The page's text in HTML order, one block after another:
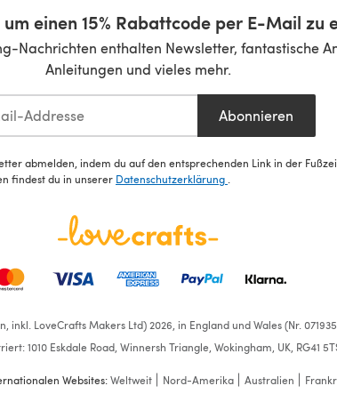
einen 15% Rabattcode per E-Mail zu
Nachrichten enthalten Newsletter, fantastische
Anleitungen und vieles mehr.
Abonnieren
abmelden, indem du auf den entsprechenden Link in der
findest du in unserer Datenschutzerklärung
LoveCrafts Makers Ltd) 2026, in England und Wales (Nr.
1010 Eskdale Road, Winnersh Triangle, Wokingham, UK, RG41
Websites:Weltweit Nord-Amerika Australien